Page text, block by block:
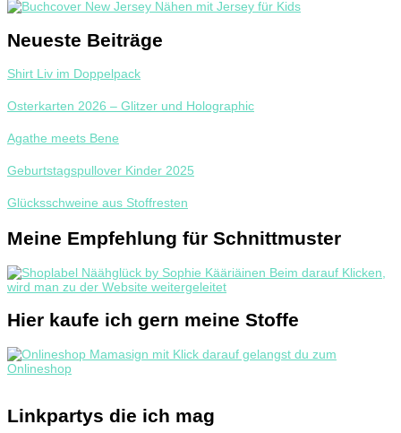
Neueste Beiträge
Shirt Liv im Doppelpack
Osterkarten 2026 – Glitzer und Holographic
Agathe meets Bene
Geburtstagspullover Kinder 2025
Glücksschweine aus Stoffresten
Meine Empfehlung für Schnittmuster
Hier kaufe ich gern meine Stoffe
Linkpartys die ich mag